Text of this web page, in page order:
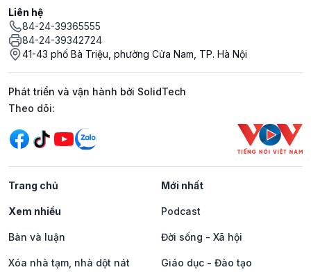
Liên hệ
84-24-39365555
84-24-39342724
41-43 phố Bà Triệu, phường Cửa Nam, TP. Hà Nội
Phát triển và vận hành bởi SolidTech
Mạng xã hội
Theo dõi:
Trang chủ Mới nhất
Xem nhiều Podcast
Bàn và luận Đời sống - Xã hội
Xóa nhà tạm, nhà dột nát Giáo dục - Đào tạo